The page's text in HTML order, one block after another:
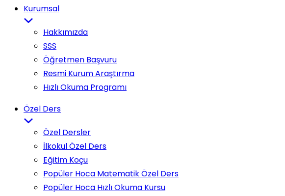
Kurumsal
Hakkımızda
SSS
Öğretmen Başvuru
Resmi Kurum Araştırma
Hızlı Okuma Programı
Özel Ders
Özel Dersler
İlkokul Özel Ders
Eğitim Koçu
Popüler Hoca Matematik Özel Ders
Popüler Hoca Hızlı Okuma Kursu